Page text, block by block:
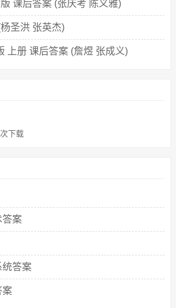
课后答案 (张庆考 陈义雅)
圣洪 张英杰)
上册 课后答案 (詹煜 张成义)
次下载
答案
统答案
案